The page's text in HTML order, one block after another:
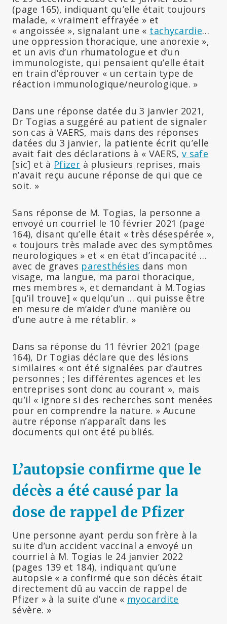
(page 165), indiquant qu’elle était toujours
malade, « vraiment effrayée » et
« angoissée », signalant une « tachycardie…
une oppression thoracique, une anorexie »,
et un avis d’un rhumatologue et d’un
immunologiste, qui pensaient qu’elle était
en train d’éprouver « un certain type de
réaction immunologique/neurologique. »
Dans une réponse datée du 3 janvier 2021,
Dr Togias a suggéré au patient de signaler
son cas à VAERS, mais dans des réponses
datées du 3 janvier, la patiente écrit qu’elle
avait fait des déclarations à « VAERS,v safe
[sic] et à Pfizer à plusieurs reprises, mais
n’avait reçu aucune réponse de qui que ce
soit. »
Sans réponse de M. Togias, la personne a
envoyé un courriel le 10 février 2021 (page
164), disant qu’elle était « très désespérée »,
« toujours très malade avec des symptômes
neurologiques » et « en état d’incapacité …
avec de graves paresthésies dans mon
visage, ma langue, ma paroi thoracique,
mes membres », et demandant à M.Togias
[qu’il trouve] « quelqu’un … qui puisse être
en mesure de m’aider d’une manière ou
d’une autre à me rétablir. »
Dans sa réponse du 11 février 2021 (page
164), Dr Togias déclare que des lésions
similaires « ont été signalées par d’autres
personnes ; les différentes agences et les
entreprises sont donc au courant », mais
qu’il « ignore si des recherches sont menées
pour en comprendre la nature. » Aucune
autre réponse n’apparaît dans les
documents qui ont été publiés.
L’autopsie confirme que le
décès a été causé par la
dose de rappel de Pfizer
Une personne ayant perdu son frère à la
suite d’un accident vaccinal a envoyé un
courriel à M. Togias le 24 janvier 2022
(pages 139 et 184), indiquant qu’une
autopsie « a confirmé que son décès était
directement dû au vaccin de rappel de
Pfizer » à la suite d’une « myocardite
sévère. »